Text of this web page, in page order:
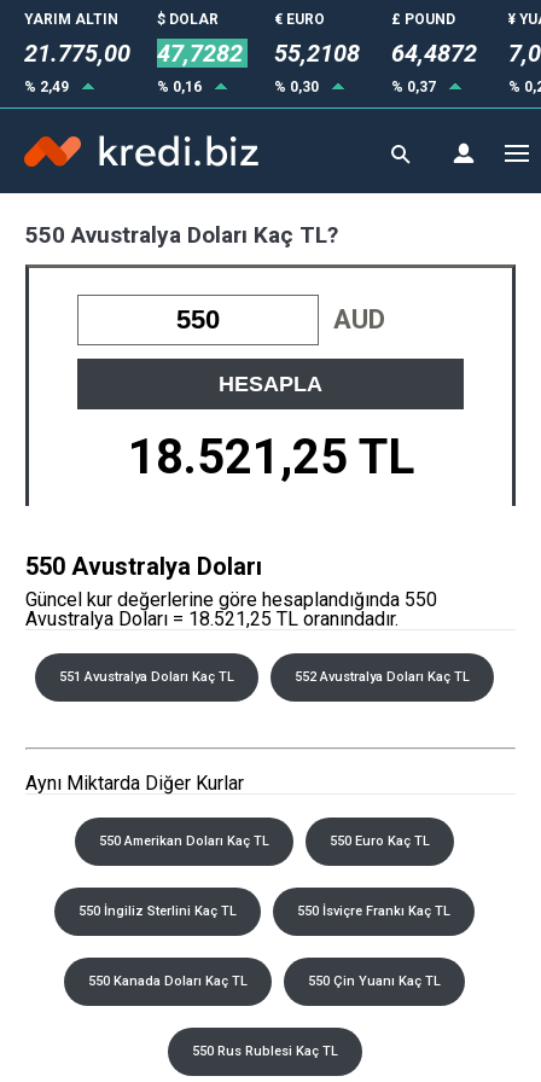
YARIM ALTIN
21.775,00
% 2,49
$ DOLAR
47,7282
% 0,16
€ EURO
55,2108
% 0,30
£ POUND
64,4872
% 0,37
¥
%
550 Avustralya Doları Kaç TL?
AUD
HESAPLA
18.521,25 TL
550 Avustralya Doları
Güncel kur değerlerine göre hesaplandığında 550
Avustralya Doları = 18.521,25 TL oranındadır.
551 Avustralya Doları Kaç TL 552 Avustralya Doları Kaç TL
Aynı Miktarda Diğer Kurlar
550 Amerikan Doları Kaç TL 550 Euro Kaç TL
550 İngiliz Sterlini Kaç TL 550 İsviçre Frankı Kaç TL
550 Kanada Doları Kaç TL 550 Çin Yuanı Kaç TL
550 Rus Rublesi Kaç TL